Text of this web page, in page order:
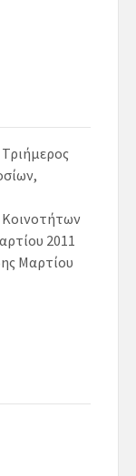
Τριήμερος
2011
Μαρτίου